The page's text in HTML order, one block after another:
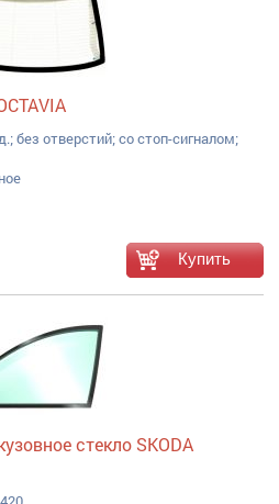
без отверстий; со стоп-сигналом;
стекло SKODA